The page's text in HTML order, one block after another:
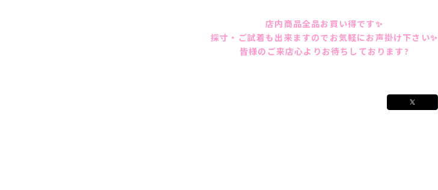
店内商品全品お買い得です✨
採寸・ご試着も出来ますのでお気軽にお声掛け下さい✨
皆様のご来店心よりお待ちしております?